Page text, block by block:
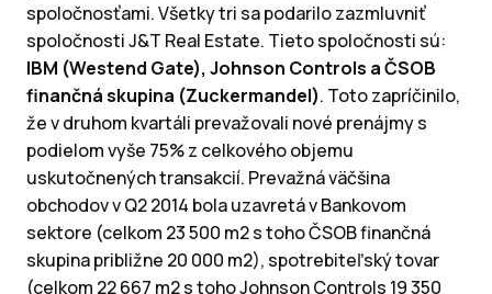
spoločnosťami. Všetky tri sa podarilo zazmluvniť
spoločnosti J&T Real Estate. Tieto spoločnosti sú:
IBM (Westend Gate), Johnson Controls a ČSOB
finančná skupina (Zuckermandel). Toto zapríčinilo,
že v druhom kvartáli prevažovali nové prenájmy s
podielom vyše 75% z celkového objemu
uskutočnených transakcií. Prevažná väčšina
obchodov v Q2 2014 bola uzavretá v Bankovom
sektore (celkom 23 500 m2 s toho ČSOB finančná
skupina približne 20 000 m2), spotrebiteľský tovar
(celkom 22 667 m2 s toho Johnson Controls 19 350